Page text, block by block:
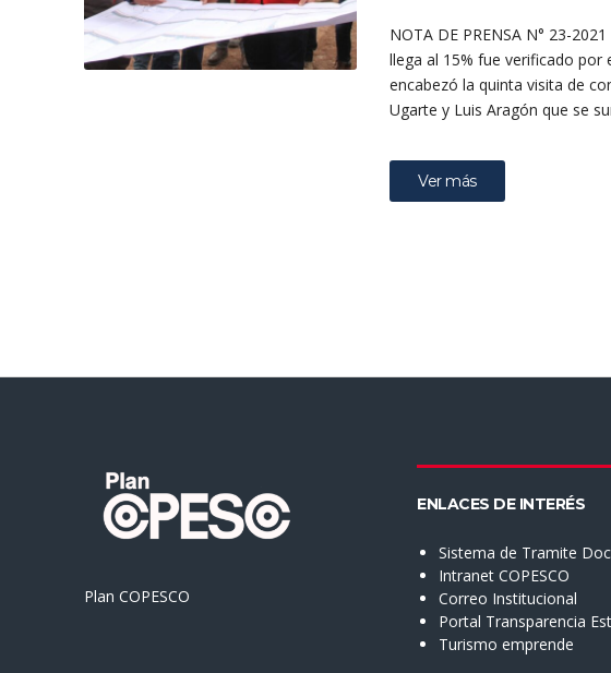
NOTA DE PRENSA N° 23-
llega al 15% fue verificado por
encabezó la quinta visita de
Ugarte y Luis Aragón que se
Ver más
Plan COPESCO
ENLACES DE INTERÉS
Sistema de Tramite
Intranet COPESCO
Correo Institucional
Portal Transparencia
Turismo emprende